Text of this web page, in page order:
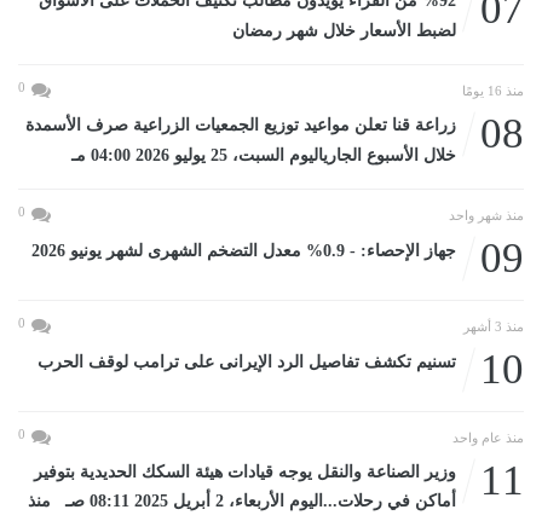
لضبط الأسعار خلال شهر رمضان
منذ 16 يومًا 0
08
زراعة قنا تعلن مواعيد توزيع الجمعيات الزراعية صرف الأسمدة
خلال الأسبوع الجارياليوم السبت، 25 يوليو 2026 04:00 مـ
منذ شهر واحد 0
09 جهاز الإحصاء: - 0.9% معدل التضخم الشهرى لشهر يونيو 2026
منذ 3 أشهر 0
10 تسنيم تكشف تفاصيل الرد الإيرانى على ترامب لوقف الحرب
منذ عام واحد 0
11
وزير الصناعة والنقل يوجه قيادات هيئة السكك الحديدية بتوفير
أماكن في رحلات...اليوم الأربعاء، 2 أبريل 2025 08:11 صـ منذ